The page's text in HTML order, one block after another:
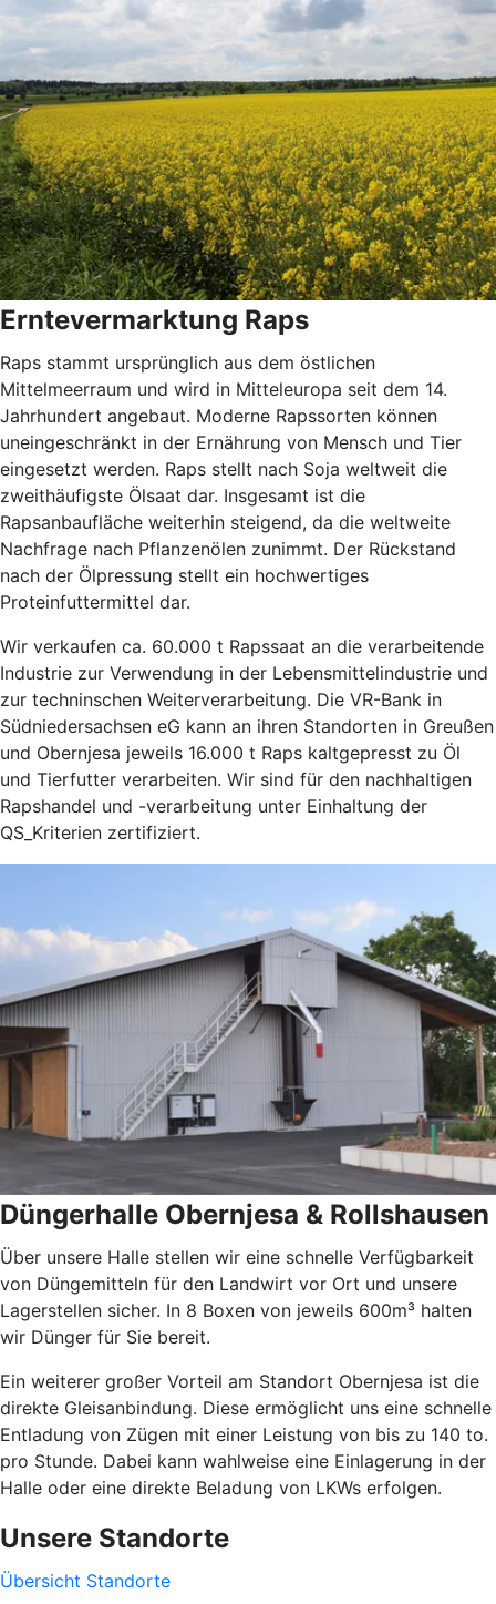
Erntevermarktung Raps
Raps stammt ursprünglich aus dem östlichen
Mittelmeerraum und wird in Mitteleuropa seit dem 14.
Jahrhundert angebaut. Moderne Rapssorten können
uneingeschränkt in der Ernährung von Mensch und Tier
eingesetzt werden. Raps stellt nach Soja weltweit die
zweithäufigste Ölsaat dar. Insgesamt ist die
Rapsanbaufläche weiterhin steigend, da die weltweite
Nachfrage nach Pflanzenölen zunimmt. Der Rückstand
nach der Ölpressung stellt ein hochwertiges
Proteinfuttermittel dar.
Wir verkaufen ca. 60.000 t Rapssaat an die verarbeitende
Industrie zur Verwendung in der Lebensmittelindustrie und
zur techninschen Weiterverarbeitung. Die VR-Bank in
Südniedersachsen eG kann an ihren Standorten in Greußen
und Obernjesa jeweils 16.000 t Raps kaltgepresst zu Öl
und Tierfutter verarbeiten. Wir sind für den nachhaltigen
Rapshandel und -verarbeitung unter Einhaltung der
QS_Kriterien zertifiziert.
Düngerhalle Obernjesa & Rollshausen
Über unsere Halle stellen wir eine schnelle Verfügbarkeit
von Düngemitteln für den Landwirt vor Ort und unsere
Lagerstellen sicher. In 8 Boxen von jeweils 600m³ halten
wir Dünger für Sie bereit.
Ein weiterer großer Vorteil am Standort Obernjesa ist die
direkte Gleisanbindung. Diese ermöglicht uns eine schnelle
Entladung von Zügen mit einer Leistung von bis zu 140 to.
pro Stunde. Dabei kann wahlweise eine Einlagerung in der
Halle oder eine direkte Beladung von LKWs erfolgen.
Unsere Standorte
Übersicht Standorte